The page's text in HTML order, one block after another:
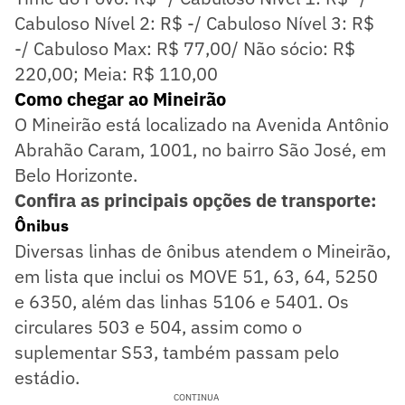
Cabuloso Nível 2: R$ -/ Cabuloso Nível 3: R$
-/ Cabuloso Max: R$ 77,00/ Não sócio: R$
220,00; Meia: R$ 110,00
Como chegar ao Mineirão
O Mineirão está localizado na Avenida Antônio
Abrahão Caram, 1001, no bairro São José, em
Belo Horizonte.
Confira as principais opções de transporte:
Ônibus
Diversas linhas de ônibus atendem o Mineirão,
em lista que inclui os MOVE 51, 63, 64, 5250
e 6350, além das linhas 5106 e 5401. Os
circulares 503 e 504, assim como o
suplementar S53, também passam pelo
estádio.
CONTINUA